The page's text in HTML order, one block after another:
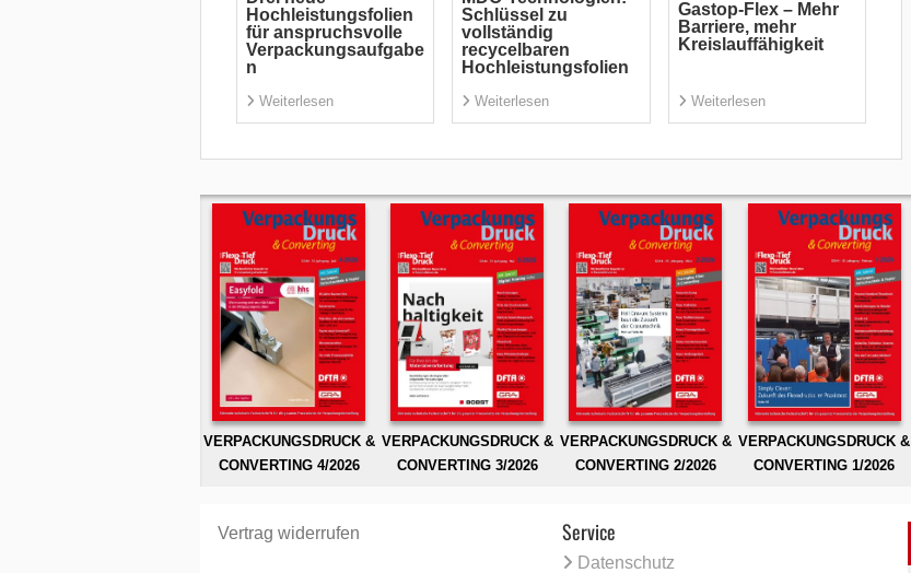
Hochleistungsfolien
für anspruchsvolle
Verpackungsaufgabe
n
Weiterlesen
Schlüssel zu
vollständig
recycelbaren
Hochleistungsfolien
Weiterlesen
Gastop-Flex – Mehr
Barriere, mehr
Kreislauffähigkeit
Weiterlesen
VERPACKUNGSDRUCK &
CONVERTING 4/2026
VERPACKUNGSDRUCK &
CONVERTING 3/2026
VERPACKUNGSDRUCK &
CONVERTING 2/2026
VERPACKUNGSDRUCK &
CONVERTING 1/2026
Vertrag widerrufen Service
Datenschutz